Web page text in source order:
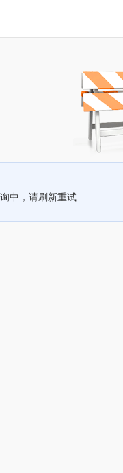
中，请刷新重试